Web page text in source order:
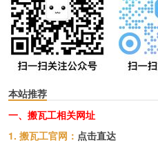
本站推荐
一、搬瓦工相关网址
1. 搬瓦工官网： 点击直达